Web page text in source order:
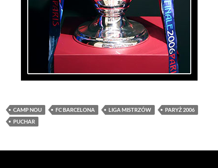
CAMP NOU FC BARCELONA LIGA MISTRZÓW
PARYŻ 2006
PUCHAR